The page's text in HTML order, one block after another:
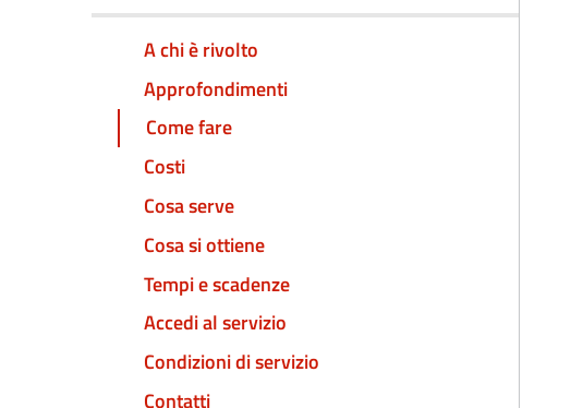
A chi è rivolto
Approfondimenti
Come fare
Costi
Cosa serve
Cosa si ottiene
Tempi e scadenze
Accedi al servizio
Condizioni di servizio
Contatti